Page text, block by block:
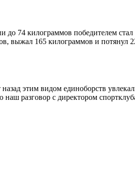
74 килограммов победителем
выжал 165 килограммов и потянул
этим видом единоборств
разговор с директором